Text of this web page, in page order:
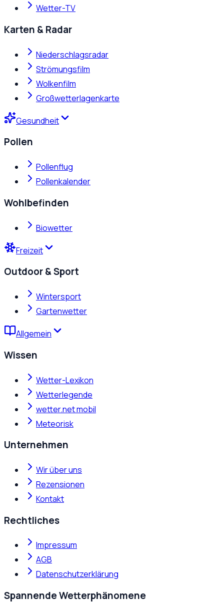
Wetter-TV
Karten & Radar
Niederschlagsradar
Strömungsfilm
Wolkenfilm
Großwetterlagenkarte
Gesundheit
Pollen
Pollenflug
Pollenkalender
Wohlbefinden
Biowetter
Freizeit
Outdoor & Sport
Wintersport
Gartenwetter
Allgemein
Wissen
Wetter-Lexikon
Wetterlegende
wetter.net mobil
Meteorisk
Unternehmen
Wir über uns
Rezensionen
Kontakt
Rechtliches
Impressum
AGB
Datenschutzerklärung
Spannende Wetterphänomene